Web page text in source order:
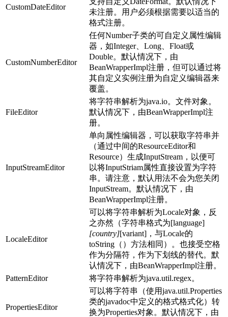
CustomDateEditor
未注册。用户必须根据需要以适当的
格式注册。
CustomNumberEditor
任何Number子类的可自定义属性编辑
器，如Integer、Long、Float或
Double。默认情况下，由
BeanWrapperImpl注册，但可以通过将
其自定义实例注册为自定义编辑器来
覆盖。
FileEditor
将字符串解析为java.io。文件对象。
默认情况下，由BeanWrapperImpl注
册。
InputStreamEditor
单向属性编辑器，可以获取字符串并
（通过中间的ResourceEditor和
Resource）生成InputStream，以便可
以将InputStriam属性直接设置为字符
串。请注意，默认用法不会为您关闭
InputStream。默认情况下，由
BeanWrapperImpl注册。
LocaleEditor
可以将字符串解析为Locale对象，反
之亦然（字符串格式为[language]
[country][variant]，与Locale的
toString（）方法相同）。也接受空格
作为分隔符，作为下划线的替代。默
认情况下，由BeanWrapperImpl注册。
PatternEditor
将字符串解析为java.util.regex。
PropertiesEditor
可以将字符串（使用java.util.Properties
类的javadoc中定义的格式格式化）转
换为Properties对象。默认情况下，由